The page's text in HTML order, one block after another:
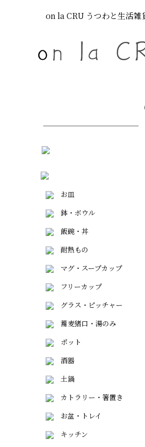
on la CRU うつわと生活雑
お皿
鉢・ボウル
飯碗・丼
耐熱もの
マグ・スープカップ
フリーカップ
グラス・ピッチャー
蕎麦猪口・湯のみ
ポット
酒器
土鍋
カトラリー・箸置き
お盆・トレイ
キッチン